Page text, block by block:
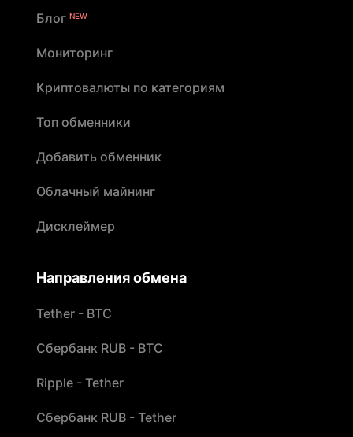
Блог NEW
Мониторинг
Криптовалюты по категориям
Топ обменники
Добавить обменник
Облачный майнинг
Дисклеймер
Направления обмена
Tether - BTC
Сбербанк RUB - BTC
Ripple - Tether
Сбербанк RUB - Tether